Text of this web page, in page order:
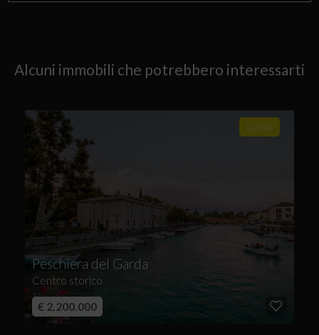
Alcuni immobili che potrebbero interessarti
LUSSO
Peschiera del Garda
Centro storico
€ 2.200.000